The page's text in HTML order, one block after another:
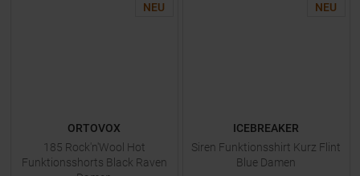
NEU
ORTOVOX
185 Rock'n'Wool Hot
Funktionsshorts Black Raven
NEU
ICEBREAKER
Siren Funktionsshirt Kurz Flint
Blue Damen